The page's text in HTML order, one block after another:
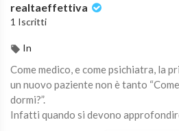
realtaeffettiva
1 Iscritti
In
Come medico, e come psichiatra, la
un nuovo paziente non è tanto
dormi?”.
Infatti quando si devono